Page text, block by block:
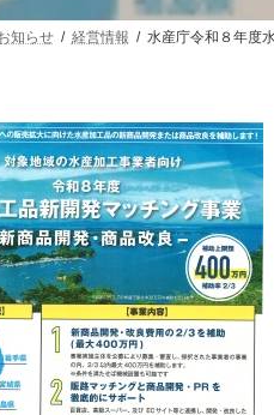
知らせ 経営情報 水産庁令和８年度